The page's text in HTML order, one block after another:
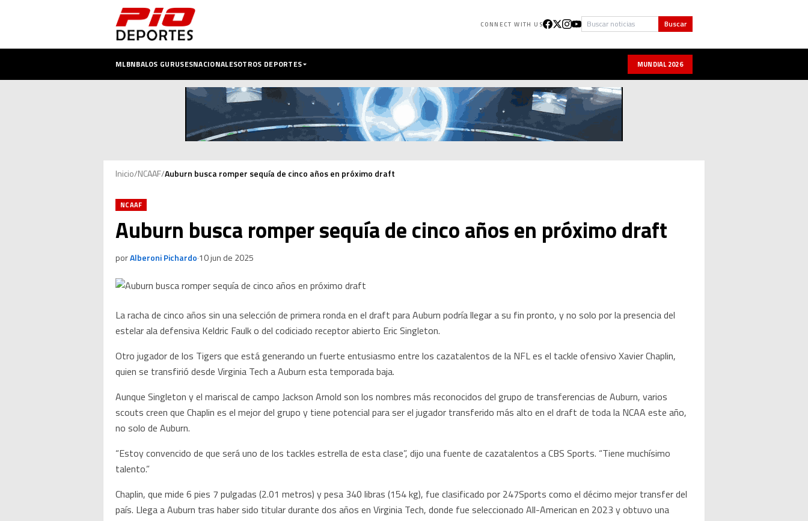
CONNECT WITH US Buscar Buscar
MLBNBALOS GURUSESNACIONALESOTROS DEPORTES MUNDIAL 2026
Inicio/NCAAF/Auburn busca romper sequía de cinco años en próximo draft
NCAAF
Auburn busca romper sequía de cinco años en próximo draft
porAlberoni Pichardo·10 jun de 2025
La racha de cinco años sin una selección de primera ronda en el draft para Auburn podría llegar a su fin pronto, y no solo por la presencia del
estelar ala defensiva Keldric Faulk o del codiciado receptor abierto Eric Singleton.
Otro jugador de los Tigers que está generando un fuerte entusiasmo entre los cazatalentos de la NFL es el tackle ofensivo Xavier Chaplin,
quien se transfirió desde Virginia Tech a Auburn esta temporada baja.
Aunque Singleton y el mariscal de campo Jackson Arnold son los nombres más reconocidos del grupo de transferencias de Auburn, varios
scouts creen que Chaplin es el mejor del grupo y tiene potencial para ser el jugador transferido más alto en el draft de toda la NCAA este año,
no solo de Auburn.
“Estoy convencido de que será uno de los tackles estrella de esta clase”, dijo una fuente de cazatalentos a CBS Sports. “Tiene muchísimo
talento.”
Chaplin, que mide 6 pies 7 pulgadas (2.01 metros) y pesa 340 libras (154 kg), fue clasificado por 247Sports como el décimo mejor transfer del
país. Llega a Auburn tras haber sido titular durante dos años en Virginia Tech, donde fue seleccionado All-American en 2023 y obtuvo una